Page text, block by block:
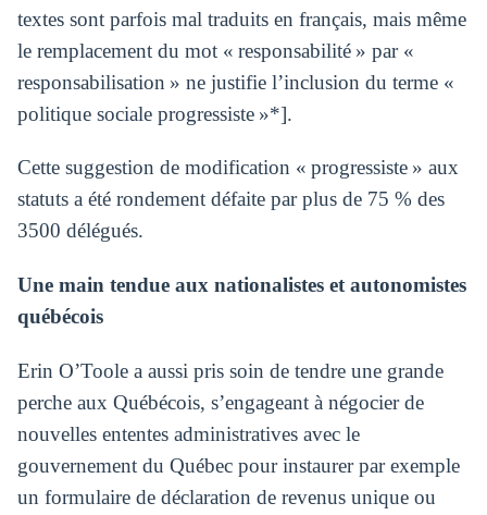
textes sont parfois mal traduits en français, mais même
le remplacement du mot « responsabilité » par «
responsabilisation » ne justifie l’inclusion du terme «
politique sociale progressiste »*].
Cette suggestion de modification « progressiste » aux
statuts a été rondement défaite par plus de 75 % des
3500 délégués.
Une main tendue aux nationalistes et autonomistes
québécois
Erin O’Toole a aussi pris soin de tendre une grande
perche aux Québécois, s’engageant à négocier de
nouvelles ententes administratives avec le
gouvernement du Québec pour instaurer par exemple
un formulaire de déclaration de revenus unique ou